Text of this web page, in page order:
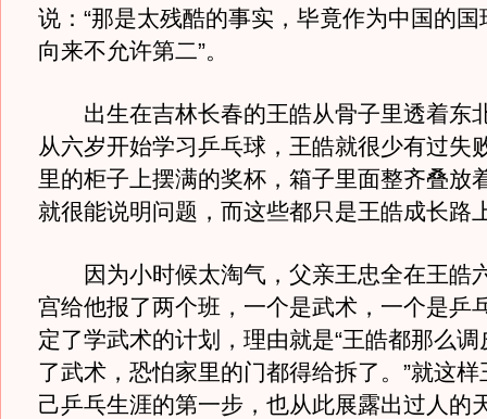
说：“那是太残酷的事实，毕竟作为中国的
向来不允许第二”。
出生在吉林长春的王皓从骨子里透着东
从六岁开始学习乒乓球，王皓就很少有过失
里的柜子上摆满的奖杯，箱子里面整齐叠放
就很能说明问题，而这些都只是王皓成长路
因为小时候太淘气，父亲王忠全在王皓
宫给他报了两个班，一个是武术，一个是乒
定了学武术的计划，理由就是“王皓都那么
了武术，恐怕家里的门都得给拆了。”就这
己乒乓生涯的第一步，也从此展露出过人的